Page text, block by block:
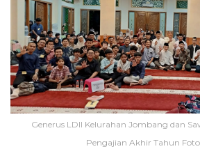
Generus LDII Kelurahan Jombang dan
Pengajian Akhir Tahun Foto